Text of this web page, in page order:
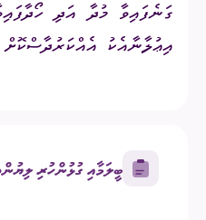
ގަނެފައިވާ މުދާ އަދި
އިޢުލާނާއެކު
ބީލަމާއި ގުޅުންހުރި